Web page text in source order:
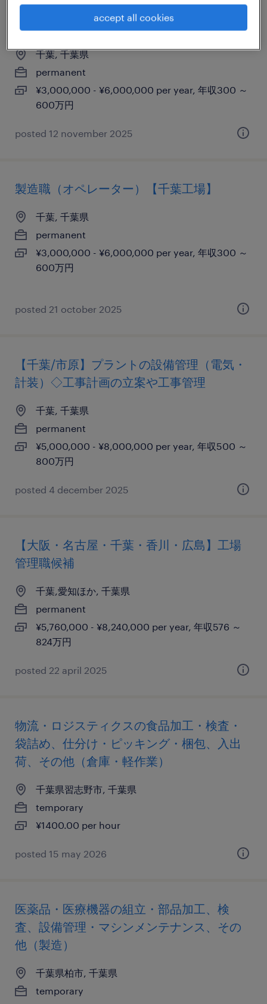
【未経験・異業界歓迎】製造エンジニア＠
外資系化学メーカー
千葉, 千葉県
permanent
¥3,000,000 - ¥6,000,000 per year, 年収300 ～
600万円
posted 12 november 2025
製造職（オペレーター）【千葉工場】
千葉, 千葉県
permanent
¥3,000,000 - ¥6,000,000 per year, 年収300 ～
600万円
posted 21 october 2025
【千葉/市原】プラントの設備管理（電気・
計装）◇工事計画の立案や工事管理
千葉, 千葉県
permanent
¥5,000,000 - ¥8,000,000 per year, 年収500 ～
800万円
posted 4 december 2025
【大阪・名古屋・千葉・香川・広島】工場
管理職候補
千葉,愛知ほか, 千葉県
permanent
¥5,760,000 - ¥8,240,000 per year, 年収576 ～
824万円
posted 22 april 2025
物流・ロジスティクスの食品加工・検査・
袋詰め、仕分け・ピッキング・梱包、入出
荷、その他（倉庫・軽作業）
千葉県習志野市, 千葉県
temporary
¥1400.00 per hour
posted 15 may 2026
医薬品・医療機器の組立・部品加工、検
査、設備管理・マシンメンテナンス、その
他（製造）
千葉県柏市, 千葉県
temporary
accept all cookies